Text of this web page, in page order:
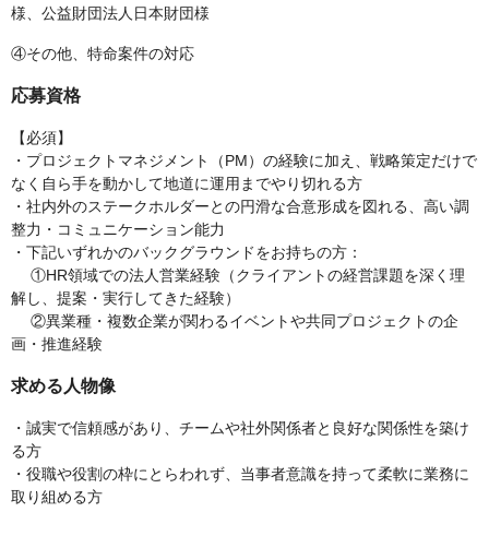
様、公益財団法人日本財団様
④その他、特命案件の対応
応募資格
【必須】
・プロジェクトマネジメント（PM）の経験に加え、戦略策定だけで
なく自ら手を動かして地道に運用までやり切れる方
・社内外のステークホルダーとの円滑な合意形成を図れる、高い調
整力・コミュニケーション能力
・下記いずれかのバックグラウンドをお持ちの方：
①HR領域での法人営業経験（クライアントの経営課題を深く理
解し、提案・実行してきた経験）
②異業種・複数企業が関わるイベントや共同プロジェクトの企
画・推進経験
求める人物像
・誠実で信頼感があり、チームや社外関係者と良好な関係性を築け
る方
・役職や役割の枠にとらわれず、当事者意識を持って柔軟に業務に
取り組める方